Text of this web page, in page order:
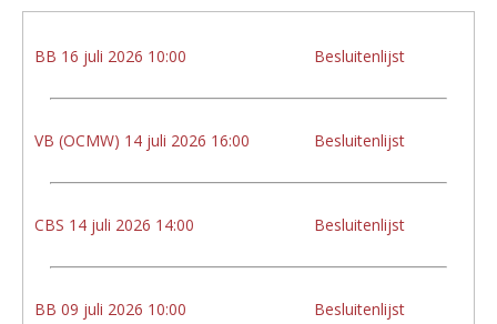
BB 16 juli 2026 10:00 Besluitenlijst
VB (OCMW) 14 juli 2026 16:00 Besluitenlijst
CBS 14 juli 2026 14:00 Besluitenlijst
BB 09 juli 2026 10:00 Besluitenlijst